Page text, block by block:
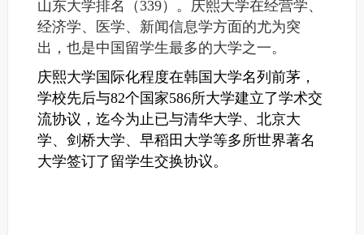
山东大学排名（339）。庆熙大学在经营学、
经济学、医学、新闻信息学方面的尤为突
出，也是中国留学生最多的大学之一。
庆熙大学国际化程度在韩国大学名列前茅，
学校先后与82个国家586所大学建立了学术交
流协议，迄今为止已与清华大学、北京大
学、剑桥大学、早稻田大学等多所世界著名
大学签订了留学生交换协议。